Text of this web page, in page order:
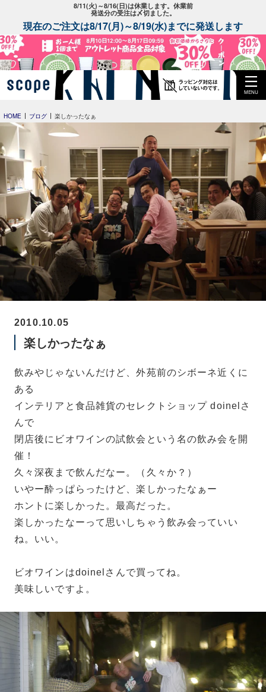
8/11(火)～8/16(日)は休業します。休業前
発送分の受注は〆切ました。
現在のご注文は8/17(月)～8/19(水)までに発送します
MENU
HOME ブログ 楽しかったなぁ
2010.10.05
楽しかったなぁ
飲みやじゃないんだけど、外苑前のシボーネ近くに
ある
インテリアと食品雑貨のセレクトショップ doinelさ
んで
閉店後にビオワインの試飲会という名の飲み会を開
催！
久々深夜まで飲んだなー。（久々か？）
いやー酔っぱらったけど、楽しかったなぁー
ホントに楽しかった。最高だった。
楽しかったなーって思いしちゃう飲み会っていい
ね。いい。
ビオワインはdoinelさんで買ってね。
美味しいですよ。